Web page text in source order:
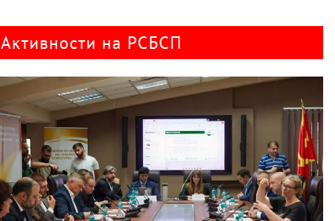
Активности на РСБСП